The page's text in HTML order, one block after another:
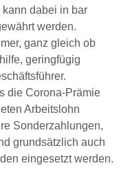
dabei in bar
werden.
ganz gleich ob
geringfügig
die Corona-Prämie
Arbeitslohn
Sonderzahlungen,
grundsätzlich auch
eingesetzt werden.